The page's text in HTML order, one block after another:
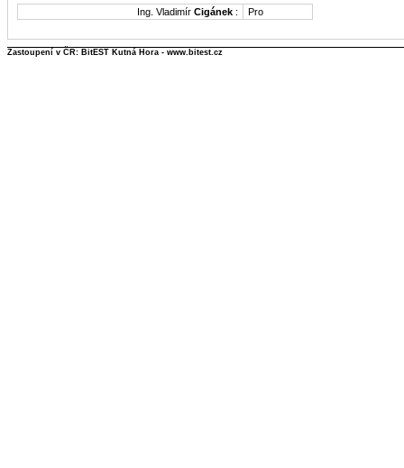
Ing. Vladimír Cigánek : Pro
Zastoupení v ČR: BitEST Kutná Hora - www.bitest.cz